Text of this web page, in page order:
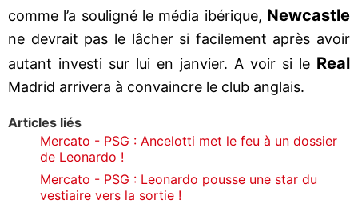
comme l’a souligné le média ibérique, Newcastle
ne devrait pas le lâcher si facilement après avoir
autant investi sur lui en janvier. A voir si le Real
Madrid arrivera à convaincre le club anglais.
Articles liés
Mercato - PSG : Ancelotti met le feu à un dossier
de Leonardo !
Mercato - PSG : Leonardo pousse une star du
vestiaire vers la sortie !